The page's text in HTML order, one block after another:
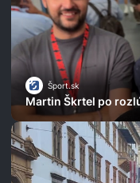
Šport.sk
Martin Škrtel po